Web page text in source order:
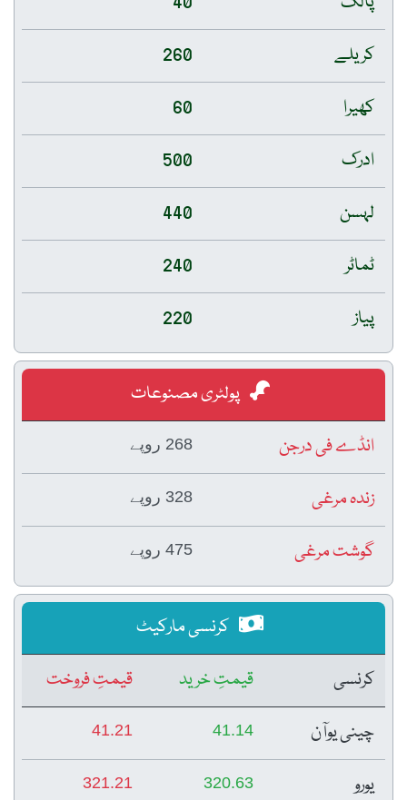
کریلے
260
کھیرا
60
ادرک
500
لہسن
440
ٹماٹر
240
پیاز
220
پولٹری مصنوعات
انڈے فی درجن
268 روپے
زندہ مرغی 328 روپے
گوشت مرغی 475 روپے
کرنسی مارکیٹ
کرنسی
قیمتِ خرید
قیمتِ فروخت
چینی یوآن
41.14
41.21
یورو 320.63
321.21